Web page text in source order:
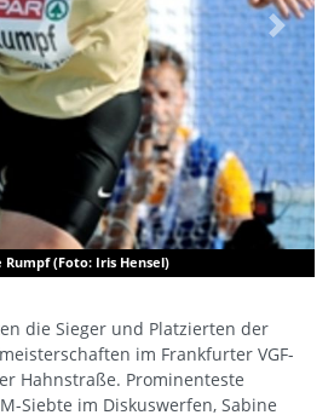
Rumpf (Foto: Iris Hensel)
Next
die Sieger und Platzierten der
im Frankfurter VGF-
Hahnstraße. Prominenteste
Siebte im Diskuswerfen, Sabine